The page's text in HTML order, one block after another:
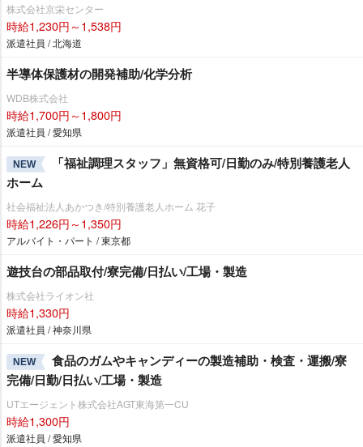
株式会社京栄センター
時給1,230円～1,538円
派遣社員 / 北海道
半導体保護材の開発補助/化学分析
WDB株式会社
時給1,700円～1,800円
派遣社員 / 愛知県
NEW
「福祉調理スタッフ」無資格可/日勤のみ/特別養護老人
ホーム
社会福祉法人あかつき/特別養護老人ホーム 花子
時給1,226円～1,350円
アルバイト・パート / 東京都
遊技台の部品取付/寮完備/日払い/工場・製造
株式会社ライオン社
時給1,330円
派遣社員 / 神奈川県
NEW
食品のガムやキャンディーの製造補助・検査・運搬/寮
完備/日勤/日払い/工場・製造
UTエージェント株式会社AGT東海第一CU
時給1,300円
派遣社員 / 愛知県